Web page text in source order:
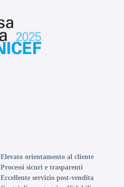
Elevato orientamento al cliente
Processi sicuri e trasparenti
Eccellente servizio post-vendita